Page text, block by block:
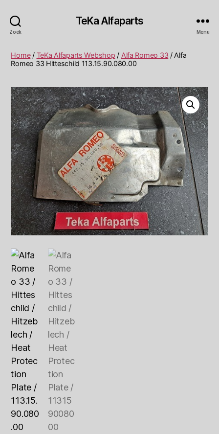
Zoek
TeKa Alfaparts
Menu
Home/ TeKa Alfaparts Webshop / Alfa Romeo 33 / Alfa
Romeo 33 Hitteschild 113.15.90.080.00